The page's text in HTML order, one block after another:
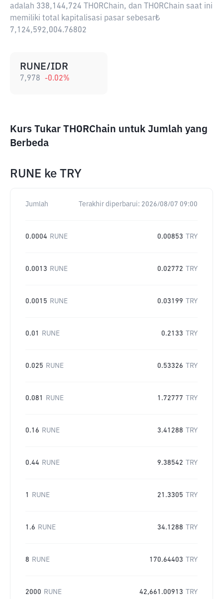
adalah 338,144,724 THORChain, dan THORChain saat ini
memiliki total kapitalisasi pasar sebesar₺
7,124,592,004.76802
RUNE/IDR
7,978 -0.02%
Kurs Tukar THORChain untuk Jumlah yang
Berbeda
RUNE ke TRY
Jumlah Terakhir diperbarui: 2026/08/07 09:00
0.0004 RUNE 0.00853 TRY
0.0013 RUNE 0.02772 TRY
0.0015 RUNE 0.03199 TRY
0.01 RUNE 0.2133 TRY
0.025 RUNE 0.53326 TRY
0.081 RUNE 1.72777 TRY
0.16 RUNE 3.41288 TRY
0.44 RUNE 9.38542 TRY
1 RUNE 21.3305 TRY
1.6 RUNE 34.1288 TRY
8 RUNE 170.64403 TRY
2000 RUNE 42,661.00913 TRY